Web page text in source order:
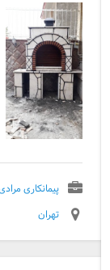
پیمانکاری مرادی
تهران